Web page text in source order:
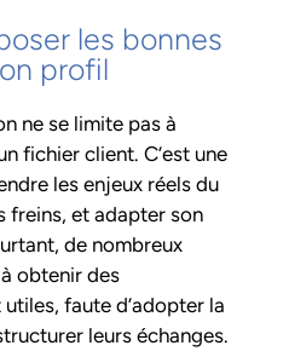
les bonnes
profil
ne se limite pas à
fichier client. C’est une
les enjeux réels du
freins, et adapter son
de nombreux
obtenir des
faute d’adopter la
leurs échanges.